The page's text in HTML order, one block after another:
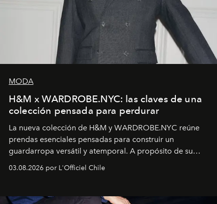
MODA
H&M x WARDROBE.NYC: las claves de una
colección pensada para perdurar
La nueva colección de H&M y WARDROBE.NYC reúne
prendas esenciales pensadas para construir un
guardarropa versátil y atemporal. A propósito de su
lanzamiento, los fundadores de la firma neoyorquina y
la asesora creativa y jefa de diseño global de la marca
y la filosofía detrás de la propuesta.
03.08.2026 por L'Officiel Chile